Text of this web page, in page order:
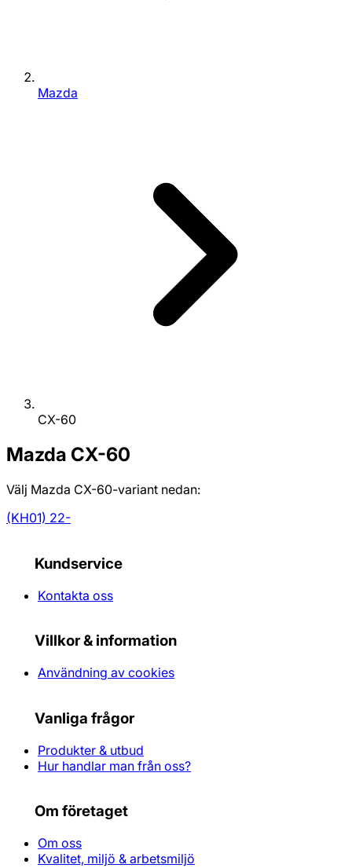
Mazda
CX-60
Mazda CX-60
Välj Mazda CX-60-variant nedan:
(KH01) 22-
Kundservice
Kontakta oss
Villkor & information
Användning av cookies
Vanliga frågor
Produkter & utbud
Hur handlar man från oss?
Om företaget
Om oss
Kvalitet, miljö & arbetsmiljö